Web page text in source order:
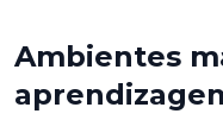
Ambientes